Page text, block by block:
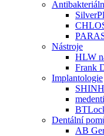
Nástroje
HLW
Frank
Implantologie
Dentální
AB